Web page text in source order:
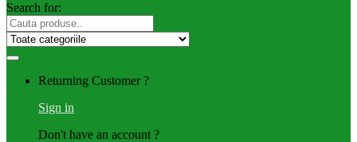
Search for:
Returning Customer ?
Sign in
Don't have an account ?